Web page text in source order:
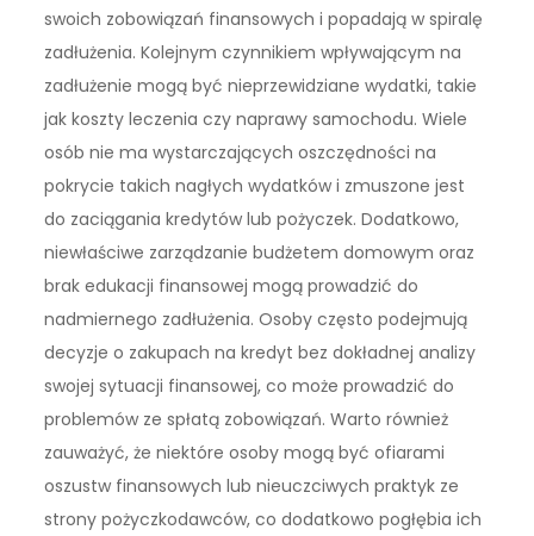
swoich zobowiązań finansowych i popadają w spiralę
zadłużenia. Kolejnym czynnikiem wpływającym na
zadłużenie mogą być nieprzewidziane wydatki, takie
jak koszty leczenia czy naprawy samochodu. Wiele
osób nie ma wystarczających oszczędności na
pokrycie takich nagłych wydatków i zmuszone jest
do zaciągania kredytów lub pożyczek. Dodatkowo,
niewłaściwe zarządzanie budżetem domowym oraz
brak edukacji finansowej mogą prowadzić do
nadmiernego zadłużenia. Osoby często podejmują
decyzje o zakupach na kredyt bez dokładnej analizy
swojej sytuacji finansowej, co może prowadzić do
problemów ze spłatą zobowiązań. Warto również
zauważyć, że niektóre osoby mogą być ofiarami
oszustw finansowych lub nieuczciwych praktyk ze
strony pożyczkodawców, co dodatkowo pogłębia ich